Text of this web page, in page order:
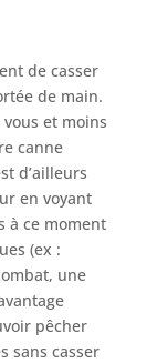
de casser
de main.
et moins
canne
d’ailleurs
en voyant
à ce moment
(ex :
une
pêcher
sans casser